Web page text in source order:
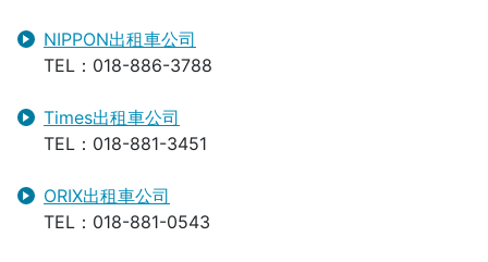
NIPPON出租車公司
TEL：018-886-3788
Times出租車公司
TEL：018-881-3451
ORIX出租車公司
TEL：018-881-0543